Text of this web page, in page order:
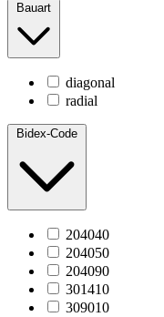
Bauart
diagonal
radial
Bidex-Code
204040
204050
204090
301410
309010